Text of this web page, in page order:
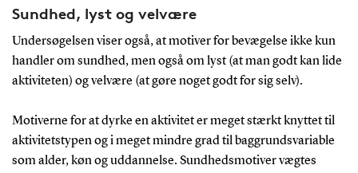
Sundhed, lyst og velvære
Undersøgelsen viser også, at motiver for bevægelse ikke kun
handler om sundhed, men også om lyst (at man godt kan lide
aktiviteten) og velvære (at gøre noget godt for sig selv).
Motiverne for at dyrke en aktivitet er meget stærkt knyttet til
aktivitetstypen og i meget mindre grad til baggrundsvariable
som alder, køn og uddannelse. Sundhedsmotiver vægtes